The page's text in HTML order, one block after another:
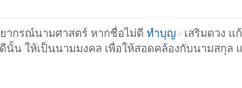
ากรณ์นามศาสตร์ หากชื่อไม่ดี ทำบุญ
เสริมดวง แ
นั้น ให้เป็นนามมงคล เพื่อให้สอดคล้องกับนามสกุล